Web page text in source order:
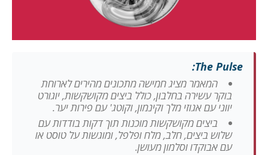
The Pulse:
המאמר מציג חמישה מתכונים מהירים לארוחת
בוקר עשירה בחלבון, כולל ביצים מקושקשות, יוגורט
יווני עם אגוזי מלך וקינמון, וקוטג' עם פירות יער.
ביצים מקושקשות מוכנות תוך דקות בודדות עם
שלוש ביצים, חלב, מלח ופלפל, ומוגשות על טוסט או
עם אבוקדו וסלמון מעושן.